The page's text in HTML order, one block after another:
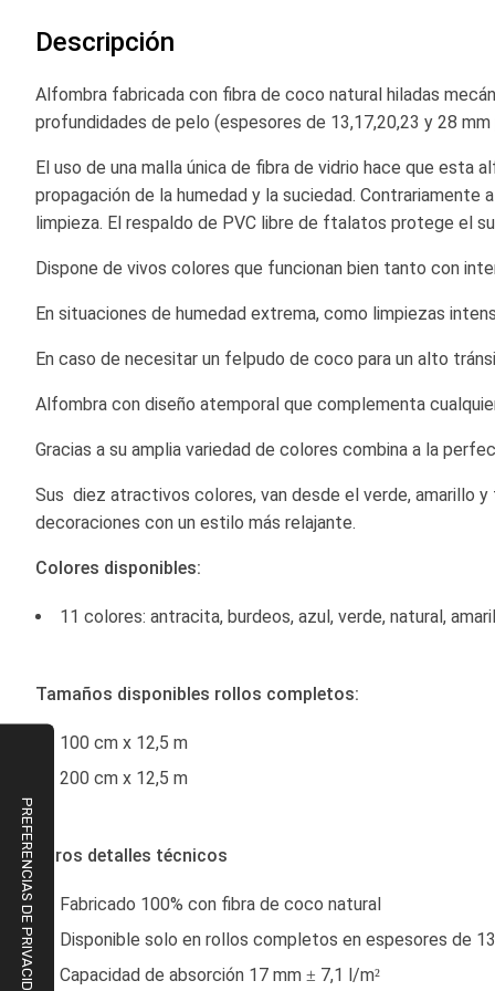
de
galería
de
Descripción
Alfombra fabricada con fibra de coco natural hiladas
profundidades de pelo (espesores de 13,17,20,23 y 28
El uso de una malla única de fibra de vidrio hace que
propagación de la humedad y la suciedad.
limpieza. El respaldo de PVC libre de ftalatos protege el
Dispone de vivos colores que funcionan bien tanto con
En situaciones de humedad extrema, como limpiezas
En caso de necesitar un felpudo de coco para un alto
Alfombra con diseño atemporal que complementa
Gracias a su amplia variedad de colores combina a la
Sus diez atractivos colores, van desde el verde, amarillo
decoraciones con un estilo más relajante.
Colores disponibles:
11 colores: antracita, burdeos, azul, verde, natural,
Tamaños disponibles rollos completos:
100 cm x 12,5 m
200 cm x 12,5 m
Otros detalles técnicos
Fabricado 100% con fibra de coco natural
Disponible solo en rollos completos en espesores de
Capacidad de absorción 17 mm ± 7,1 l/m²